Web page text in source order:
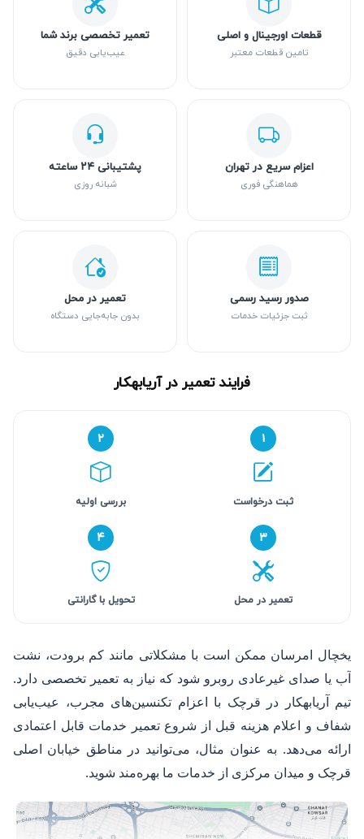
قطعات اورجینال و اصلی
تامین قطعات معتبر
تعمیر تخصصی برند شما
عیب‌یابی دقیق
اعزام سریع در تهران
هماهنگی فوری
پشتیبانی ۲۴ ساعته
شبانه روزی
صدور رسید رسمی
ثبت جزئیات خدمات
تعمیر در محل
بدون جابه‌جایی دستگاه
فرایند تعمیر در آریابهکار
۱
ثبت درخواست
۲
بررسی اولیه
۳
تعمیر در محل
۴
تحویل با گارانتی
یخچال امرسان ممکن است با مشکلاتی مانند کم برودت، نشت
آب یا صدای غیرعادی روبرو شود که نیاز به تعمیر تخصصی دارد.
تیم آریابهکار در قرچک با اعزام تکنسین‌های مجرب، عیب‌یابی
شفاف و اعلام هزینه قبل از شروع تعمیر خدمات قابل اعتمادی
ارائه می‌دهد. به عنوان مثال، می‌توانید در مناطق خیابان اصلی
قرچک و میدان مرکزی از خدمات ما بهره‌مند شوید.